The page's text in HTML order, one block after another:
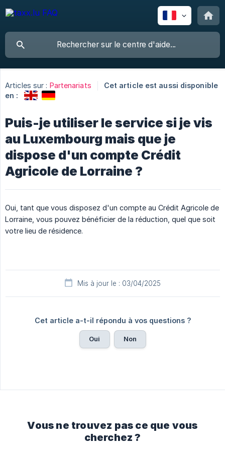
Articles sur : Partenariats
Cet article est aussi disponible
en :
Puis-je utiliser le service si je vis
au Luxembourg mais que je
dispose d'un compte Crédit
Agricole de Lorraine ?
Oui, tant que vous disposez d'un compte au Crédit Agricole de
Lorraine, vous pouvez bénéficier de la réduction, quel que soit
votre lieu de résidence.
Mis à jour le : 03/04/2025
Cet article a-t-il répondu à vos questions ?
Oui Non
Vous ne trouvez pas ce que vous
cherchez ?